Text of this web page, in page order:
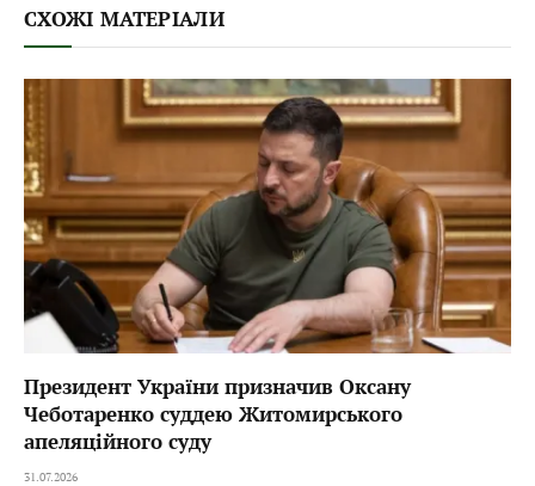
СХОЖІ МАТЕРІАЛИ
Президент України призначив Оксану
Чеботаренко суддею Житомирського
апеляційного суду
31.07.2026